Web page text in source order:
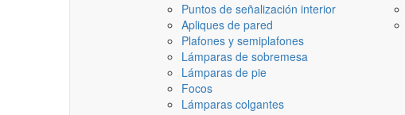
Puntos de señalización interior
Apliques de pared
Plafones y semiplafones
Lámparas de sobremesa
Lámparas de pie
Focos
Lámparas colgantes